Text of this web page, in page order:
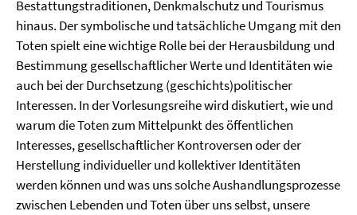
Bestattungstraditionen, Denkmalschutz und Tourismus
hinaus. Der symbolische und tatsächliche Umgang mit den
Toten spielt eine wichtige Rolle bei der Herausbildung und
Bestimmung gesellschaftlicher Werte und Identitäten wie
auch bei der Durchsetzung (geschichts)politischer
Interessen. In der Vorlesungsreihe wird diskutiert, wie und
warum die Toten zum Mittelpunkt des öffentlichen
Interesses, gesellschaftlicher Kontroversen oder der
Herstellung individueller und kollektiver Identitäten
werden können und was uns solche Aushandlungsprozesse
zwischen Lebenden und Toten über uns selbst, unsere